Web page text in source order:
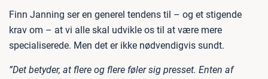
Finn Janning ser en generel tendens til – og et stigende
krav om – at vi alle skal udvikle os til at være mere
specialiserede. Men det er ikke nødvendigvis sundt.
”Det betyder, at flere og flere føler sig presset. Enten af